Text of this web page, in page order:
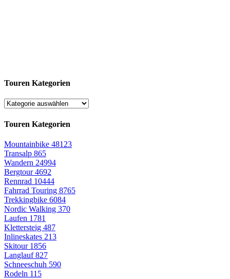
Touren Kategorien
Touren Kategorien
Mountainbike 48123
Transalp 865
Wandern 24994
Bergtour4692
Rennrad 10444
Fahrrad Touring 8765
Trekkingbike 6084
Nordic Walking 370
Laufen 1781
Klettersteig 487
Inlineskates 213
Skitour 1856
Langlauf827
Schneeschuh 590
Rodeln 115